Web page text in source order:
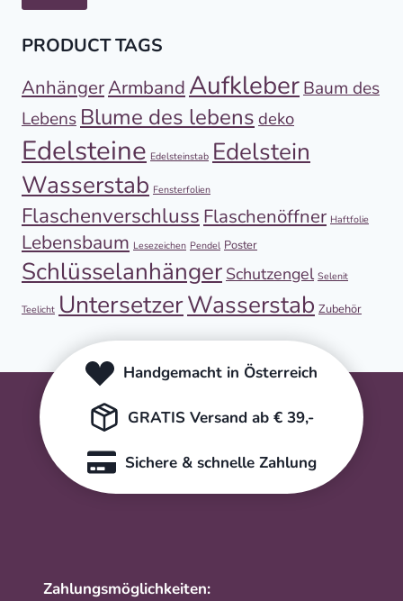
PRODUCT TAGS
AnhängerArmband AufkleberBaum des
Lebens Blume des lebensdeko
Edelsteine Edelsteinstab Edelstein
Wasserstab Fensterfolien
Flaschenverschluss Flaschenöffner Haftfolie
Lebensbaum Lesezeichen Pendel Poster
Schlüsselanhänger Schutzengel Selenit
Teelicht UntersetzerWasserstab Zubehör
Handgemacht in Österreich
GRATIS Versand ab € 39,-
Sichere & schnelle Zahlung
Zahlungsmöglichkeiten: